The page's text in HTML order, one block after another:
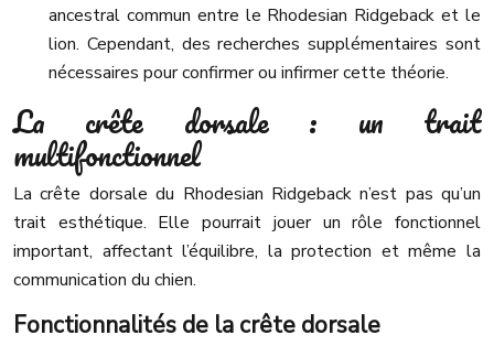
ancestral commun entre le Rhodesian Ridgeback et le
lion. Cependant, des recherches supplémentaires sont
nécessaires pour confirmer ou infirmer cette théorie.
La crête dorsale : un trait
multifonctionnel
La crête dorsale du Rhodesian Ridgeback n’est pas qu’un
trait esthétique. Elle pourrait jouer un rôle fonctionnel
important, affectant l’équilibre, la protection et même la
communication du chien.
Fonctionnalités de la crête dorsale